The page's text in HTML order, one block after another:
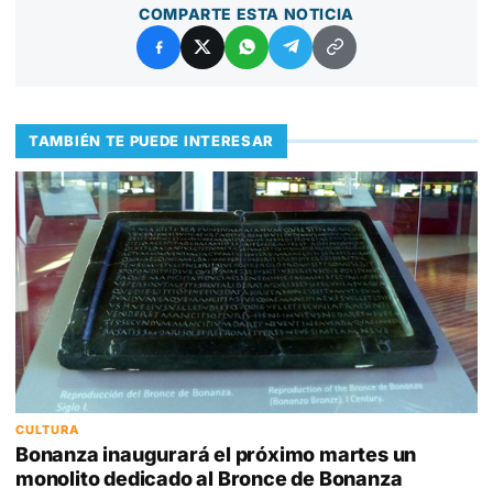
COMPARTE ESTA NOTICIA
TAMBIÉN TE PUEDE INTERESAR
CULTURA
Bonanza inaugurará el próximo martes un
monolito dedicado al Bronce de Bonanza